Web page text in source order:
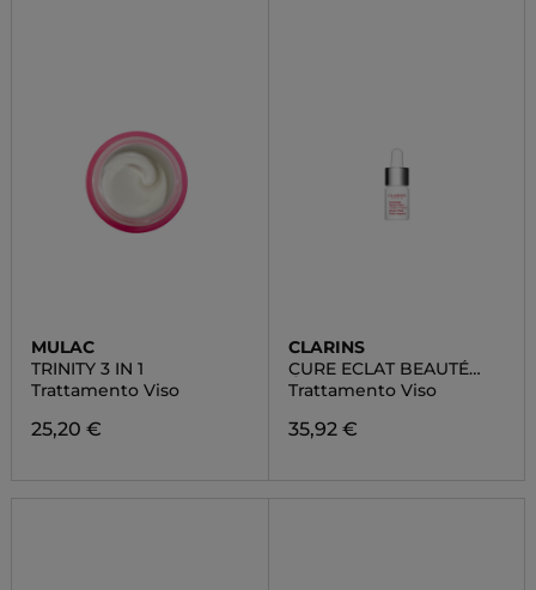
MULAC
TRINITY 3 IN 1
Trattamento Viso
25,20 €
CLARINS
CURE ECLAT BEAUTÉ
ÉCLAIR
Trattamento Viso
35,92 €